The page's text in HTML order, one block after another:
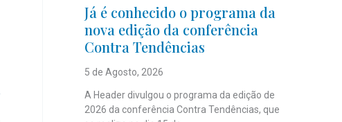
Já é conhecido o programa da
nova edição da conferência
Contra Tendências
5 de Agosto, 2026
A Header divulgou o programa da edição de
2026 da conferência Contra Tendências, que